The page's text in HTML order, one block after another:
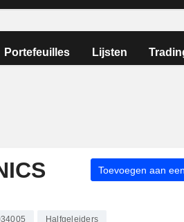
Portefeuilles Lijsten
Toevoegen aan
Halfgeleiders